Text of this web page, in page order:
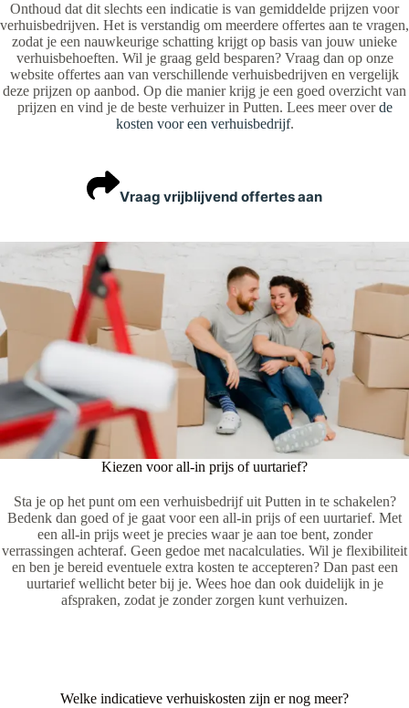
Onthoud dat dit slechts een indicatie is van gemiddelde prijzen voor
verhuisbedrijven. Het is verstandig om meerdere offertes aan te vragen,
zodat je een nauwkeurige schatting krijgt op basis van jouw unieke
verhuisbehoeften. Wil je graag geld besparen? Vraag dan op onze
website offertes aan van verschillende verhuisbedrijven en vergelijk
deze prijzen op aanbod. Op die manier krijg je een goed overzicht van
prijzen en vind je de beste verhuizer in Putten. Lees meer overde
kosten voor een verhuisbedrijf.
Vraag vrijblijvend offertes aan
Kiezen voor all-in prijs of uurtarief?
Sta je op het punt om een verhuisbedrijf uit Putten in te schakelen?
Bedenk dan goed of je gaat voor een all-in prijs of een uurtarief. Met
een all-in prijs weet je precies waar je aan toe bent, zonder
verrassingen achteraf. Geen gedoe met nacalculaties. Wil je flexibiliteit
en ben je bereid eventuele extra kosten te accepteren? Dan past een
uurtarief wellicht beter bij je. Wees hoe dan ook duidelijk in je
afspraken, zodat je zonder zorgen kunt verhuizen.
Welke indicatieve verhuiskosten zijn er nog meer?